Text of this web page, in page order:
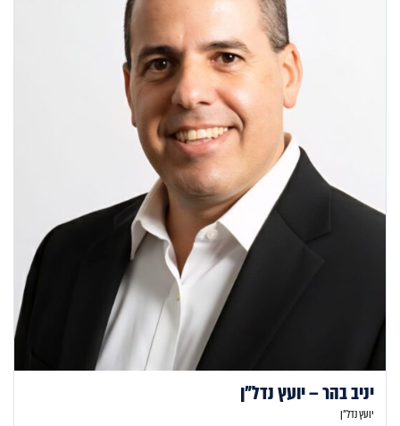
יניב בהר – יועץ נדל"ן
יועץ נדל"ן